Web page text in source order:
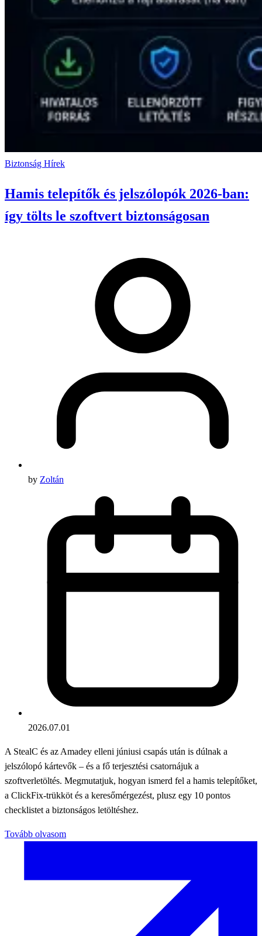
Biztonság Hírek
Hamis telepítők és jelszólopók 2026-ban:
így tölts le szoftvert biztonságosan
by Zoltán
2026.07.01
A StealC és az Amadey elleni júniusi csapás után is dúlnak a
jelszólopó kártevők – és a fő terjesztési csatornájuk a
szoftverletöltés. Megmutatjuk, hogyan ismerd fel a hamis telepítőket,
a ClickFix-trükköt és a keresőmérgezést, plusz egy 10 pontos
checklistet a biztonságos letöltéshez.
Tovább olvasom